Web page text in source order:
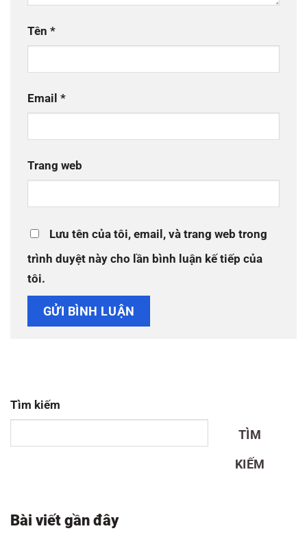
Tên *
Email *
Trang web
Lưu tên của tôi, email, và trang web trong
trình duyệt này cho lần bình luận kế tiếp của
tôi.
Tìm kiếm
TÌM
KIẾM
Bài viết gần đây